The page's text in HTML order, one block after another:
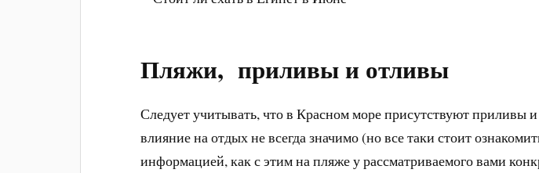
Пляжи, приливы и отливы
Следует учитывать, что в Красном море присутствуют приливы
влияние на отдых не всегда значимо (но все таки стоит
информацией, как с этим на пляже у рассматриваемого вами